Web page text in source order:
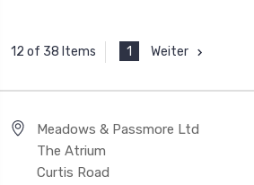
12 of 38 Items 1 Weiter
Meadows & Passmore Ltd
The Atrium
Curtis Road